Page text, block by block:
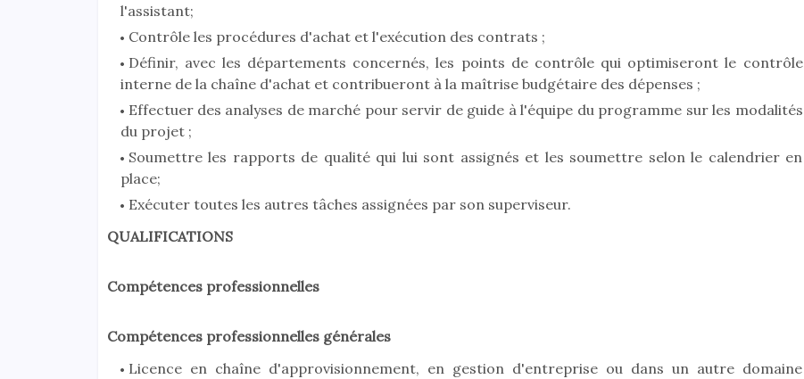
l'assistant;
Contrôle les procédures d'achat et l'exécution des contrats ;
Définir, avec les départements concernés, les points de contrôle qui optimiseront le contrôle
interne de la chaîne d'achat et contribueront à la maîtrise budgétaire des dépenses ;
Effectuer des analyses de marché pour servir de guide à l'équipe du programme sur les modalités
du projet ;
Soumettre les rapports de qualité qui lui sont assignés et les soumettre selon le calendrier en
place;
Exécuter toutes les autres tâches assignées par son superviseur.
QUALIFICATIONS
Compétences professionnelles
Compétences professionnelles générales
Licence en chaîne d'approvisionnement, en gestion d'entreprise ou dans un autre domaine